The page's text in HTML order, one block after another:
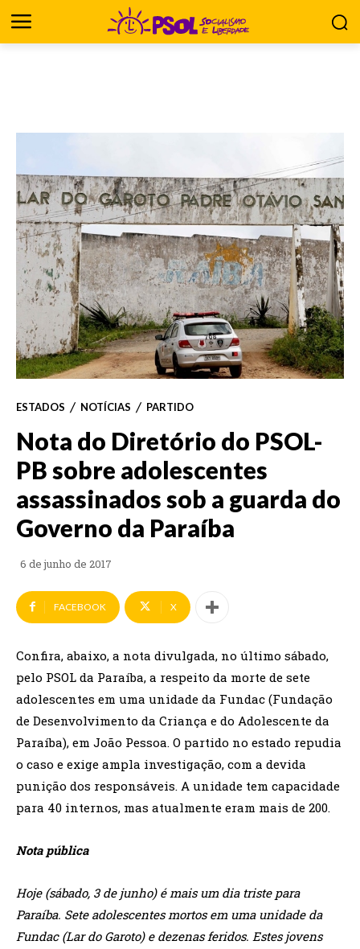
ESTADOS NOTÍCIAS PARTIDO
Nota do Diretório do PSOL-
PB sobre adolescentes
assassinados sob a guarda do
Governo da Paraíba
6 de junho de 2017
FACEBOOK X
Confira, abaixo, a nota divulgada, no último sábado,
pelo PSOL da Paraíba, a respeito da morte de sete
adolescentes em uma unidade da Fundac (Fundação
de Desenvolvimento da Criança e do Adolescente da
Paraíba), em João Pessoa. O partido no estado repudia
o caso e exige ampla investigação, com a devida
punição dos responsáveis. A unidade tem capacidade
para 40 internos, mas atualmente eram mais de 200.
Nota pública
Hoje (sábado, 3 de junho) é mais um dia triste para
Paraíba. Sete adolescentes mortos em uma unidade da
Fundac (Lar do Garoto) e dezenas feridos. Estes jovens